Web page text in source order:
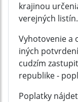
krajinou
verejných listín.
Vyhotovenie a
iných
cudzím
republike -
Poplatky